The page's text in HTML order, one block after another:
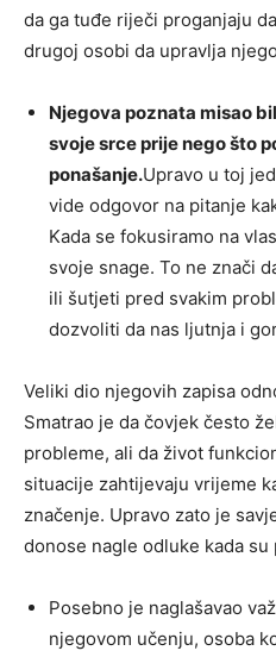
da ga tuđe riječi proganjaju
drugoj osobi da upravlja
Njegova poznata misao
svoje srce prije nego što
ponašanje.Upravo u toj
vide odgovor na pitanje
Kada se fokusiramo na
svoje snage. To ne znači
ili šutjeti pred svakim
dozvoliti da nas ljutnja i
Veliki dio njegovih zapisa
Smatrao je da čovjek često
probleme, ali da život
situacije zahtijevaju vrijeme
značenje. Upravo zato je
donose nagle odluke kada
Posebno je naglašavao
njegovom učenju, osoba